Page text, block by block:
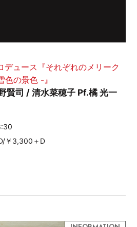
デュース『それぞれのメリーク
色の景色 -』
賢司 / 清水菜穂子 Pf.橘 光一
￥3,300＋D